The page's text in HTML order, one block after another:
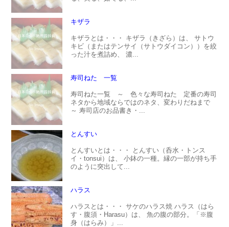
キザラ
キザラとは・・・ キザラ（きざら）は、 サトウ
キビ（またはテンサイ（サトウダイコン））を絞
った汁を煮詰め、 濃...
寿司ねた 一覧
寿司ねた一覧 ～ 色々な寿司ねた 定番の寿司
ネタから地域ならではのネタ、変わりだねまで
～ 寿司店のお品書き・...
とんすい
とんすいとは・・・ とんすい（呑水・トンス
イ・tonsui）は、 小鉢の一種。縁の一部が持ち手
のように突出して...
ハラス
ハラスとは・・・ サケのハラス焼 ハラス（はら
す・腹須・Harasu）は、 魚の腹の部分。「※腹
身（はらみ）」...